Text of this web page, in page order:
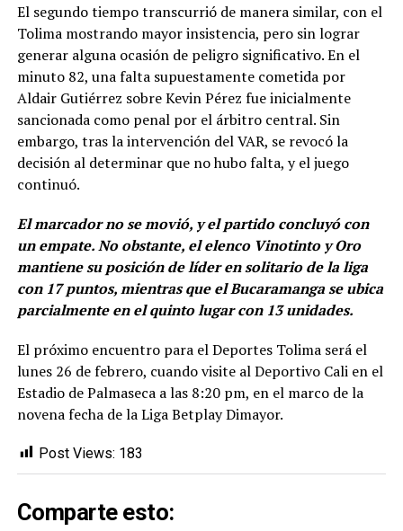
El segundo tiempo transcurrió de manera similar, con el
Tolima mostrando mayor insistencia, pero sin lograr
generar alguna ocasión de peligro significativo. En el
minuto 82, una falta supuestamente cometida por
Aldair Gutiérrez sobre Kevin Pérez fue inicialmente
sancionada como penal por el árbitro central. Sin
embargo, tras la intervención del VAR, se revocó la
decisión al determinar que no hubo falta, y el juego
continuó.
El marcador no se movió, y el partido concluyó con
un empate. No obstante, el elenco Vinotinto y Oro
mantiene su posición de líder en solitario de la liga
con 17 puntos, mientras que el Bucaramanga se ubica
parcialmente en el quinto lugar con 13 unidades.
El próximo encuentro para el Deportes Tolima será el
lunes 26 de febrero, cuando visite al Deportivo Cali en el
Estadio de Palmaseca a las 8:20 pm, en el marco de la
novena fecha de la Liga Betplay Dimayor.
Post Views: 183
Comparte esto: